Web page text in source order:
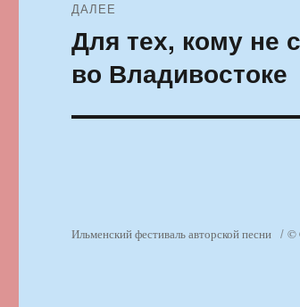
ДАЛЕЕ
Следующая
запись:
Для тех, кому не
во Владивостоке
Ильменский фестиваль авторской песни ©